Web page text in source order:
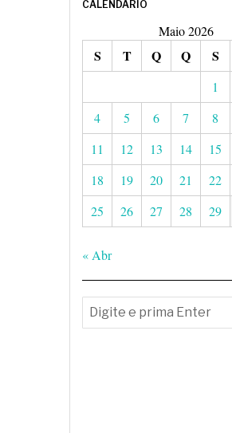
CALENDÁRIO
Maio 2026
S T Q Q S
1
4
5 6 7 8
11
12 13 14 15
18
19 20 21 22
25
26 27 28 29
« Abr